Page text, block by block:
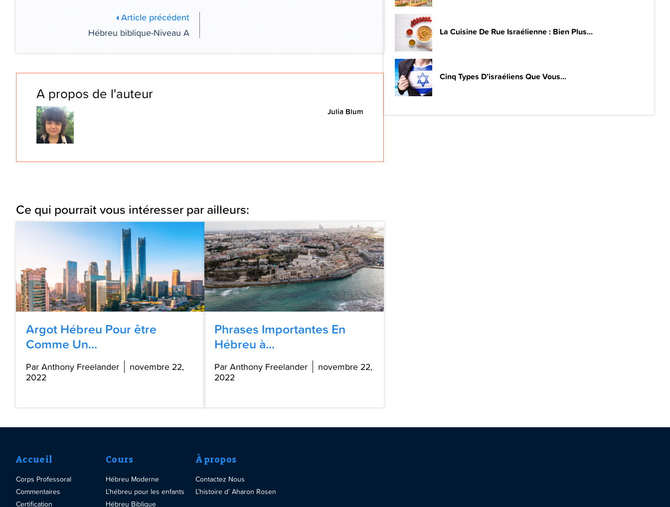
Article précédent
Hébreu biblique-Niveau A
A propos de l'auteur
Julia Blum
Ce qui pourrait vous intéresser par ailleurs:
Argot Hébreu Pour être
Comme Un...
Par Anthony Freelander
novembre 22,
2022
Phrases Importantes En
Hébreu à...
Par Anthony Freelander
novembre 22,
2022
La Cuisine De Rue Israélienne : Bien Plus...
Cinq Types D’israéliens Que Vous...
Accueil
Corps Professoral
Commentaires
Certification
Cours
Hébreu Moderne
L’hébreu pour les enfants
Hébreu Biblique
À propos
Contactez Nous
L’histoire d’ Aharon Rosen